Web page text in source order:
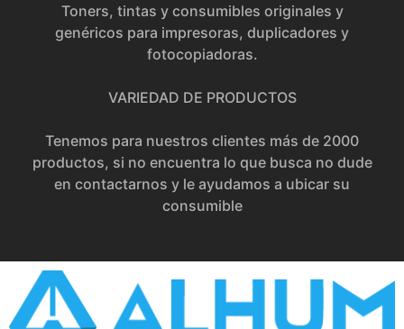
Toners, tintas y consumibles originales y
genéricos para impresoras, duplicadores y
fotocopiadoras.
VARIEDAD DE PRODUCTOS
Tenemos para nuestros clientes más de 2000
productos, si no encuentra lo que busca no dude
en contactarnos y le ayudamos a ubicar su
consumible